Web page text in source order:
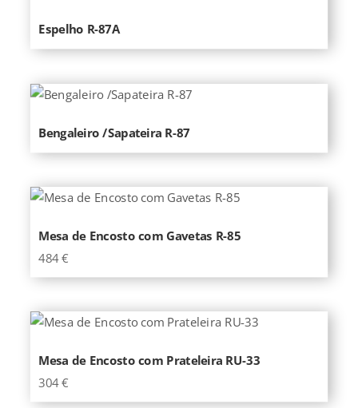
Espelho R-87A
Bengaleiro /Sapateira R-87
Mesa de Encosto com Gavetas R-85
484€
Mesa de Encosto com Prateleira RU-33
304€